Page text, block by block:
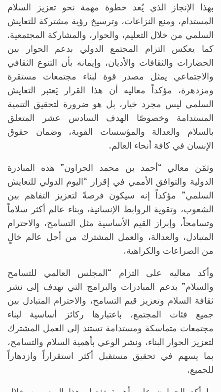
بهذا الإنجاز الذي يُعد خطوة مهمة نحو تعزيز السلام
المستدام، ومنع النزاعات، وترسيخ رؤية مشتركة للتعايش
السلمي من خلال التعليم، والحوار، والمشاركة المجتمعية.
كما يعكس التزام المجتمع الدولي بدعم الحوار بين
الحضارات والثقافات والأديان، وإيمانه بأن التنوع الثقافي
والاجتماعي يمثل مصدر قوة لبناء مجتمعات مستقرة
ومزدهرة، مؤكداً معاليه أن هذا القرار يَعتبر التعايش
السلمي ليس مجرد خيار، بل هو ضرورة لتحقيق التنمية
المستدامة وخصوصًا الهدف السادس عشر المتعلق
بالسلام والعدالة والمؤسسات القوية، وضمان حقوق
الإنسان في كافة أنحاء العالم.
وثمّن معالي “أحمد بن محمد الجراون” هذه المبادرة
الدولية والتوافق الأممي في إقرار “اليوم الدولي للتعايش
السلمي” مؤكداً إنه سيكون فرصةً لتعزيز التفاهم بين
الشعوب، وتقوية الروابط الإنسانية، وبناء عالم أكثر سلاماً
وتسامحاً، وإبراز القيم الأساسية مثل التسامح، والاحترام
المتبادل، والعدالة، والعمل المشترك من أجل عالم خالٍ
من الصراعات والكراهية.
وأكد معاليه على التزام “المجلس العالمي للتسامح
والسلام” بدعم المبادرات والبرامج التي تهدف إلى نشر
ثقافة السلام وتعزيز قيم التسامح، والاحترام المتبادل بين
جميع فئات المجتمع، باعتبارها ركائز أساسية لبناء
مجتمعات متماسكة ومستدامة تستند إلى العمل المشترك
لتعزيز الحوار البناء، ونشر الوعي بأهمية السلام والتسامح،
بما يسهم في تحقيق مستقبل أكثر استقراراً وازدهاراً
للجميع.